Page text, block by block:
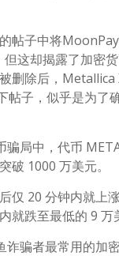
帖子中将
这却揭露了加密货
删除后，Metallica
帖子，似乎是为了
骗局中，代币
破 1000 万美元。
仅 20 分钟内就上
就跌至最低的 9 万
诈骗者最常用的加